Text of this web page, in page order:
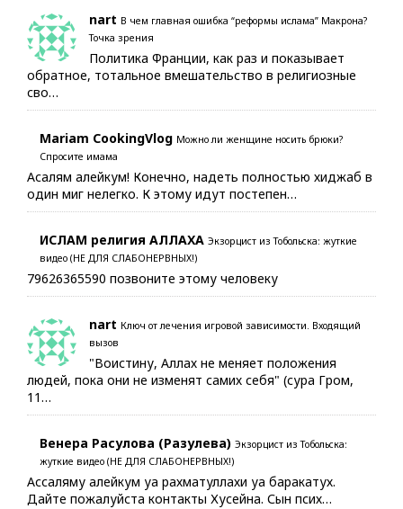
nart В чем главная ошибка “реформы ислама” Макрона?
Точка зрения
Политика Франции, как раз и показывает
обратное, тотальное вмешательство в религиозные
сво…
Mariam CookingVlog Можно ли женщине носить брюки?
Спросите имама
Асалям алейкум! Конечно, надеть полностью хиджаб в
один миг нелегко. К этому идут постепен…
ИСЛАМ религия АЛЛАХА Экзорцист из Тобольска: жуткие
видео (НЕ ДЛЯ СЛАБОНЕРВНЫХ!)
79626365590 позвоните этому человеку
nart Ключ от лечения игровой зависимости. Входящий
вызов
"Воистину, Аллах не меняет положения
людей, пока они не изменят самих себя" (сура Гром,
11…
Венера Расулова (Разулева) Экзорцист из Тобольска:
жуткие видео (НЕ ДЛЯ СЛАБОНЕРВНЫХ!)
Ассаляму алейкум уа рахматуллахи уа баракатух.
Дайте пожалуйста контакты Хусейна. Сын псих…